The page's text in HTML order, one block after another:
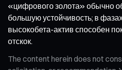
«цифрового золота» обычно
большую устойчивость; в
высокобета-актив способен
отскок.
The content herein does not